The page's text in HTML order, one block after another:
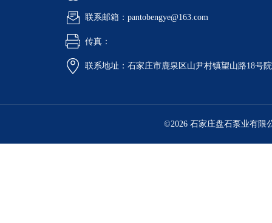
联系邮箱：pantobengye@163.com
传真：
联系地址：石家庄市鹿泉区山尹村镇望山路18号
©2026 石家庄盘石泵业有限